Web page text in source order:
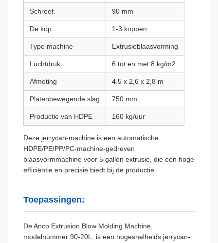
Schroef. 90 mm
De kop. 1-3 koppen
Type machine Extrusieblaasvorming
Luchtdruk 6 tot en met 8 kg/m2
Afmeting 4.5 x 2,6 x 2,8 m
Platenbewegende slag 750 mm
Productie van HDPE 160 kg/uur
Deze jerrycan-machine is een automatische
HDPE/PE/PP/PC-machine-gedreven
blaasvormmachine voor 5 gallon extrusie, die een hoge
efficiëntie en precisie biedt bij de productie.
Toepassingen:
De Anco Extrusion Blow Molding Machine,
modelnummer 90-20L, is een hogesnelheids jerrycan-